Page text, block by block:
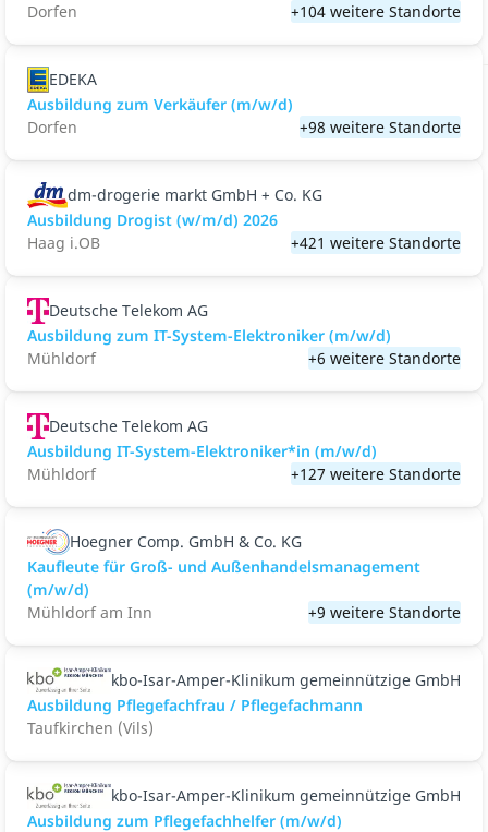
Dorfen
+104 weitere Standorte
EDEKA
Ausbildung zum Verkäufer (m/w/d)
Dorfen
+98 weitere Standorte
dm-drogerie markt GmbH + Co. KG
Ausbildung Drogist (w/m/d) 2026
Haag i.OB
+421 weitere Standorte
Deutsche Telekom AG
Ausbildung zum IT-System-Elektroniker (m/w/d)
Mühldorf
+6 weitere Standorte
Deutsche Telekom AG
Ausbildung IT-System-Elektroniker*in (m/w/d)
Mühldorf
+127 weitere Standorte
Hoegner Comp. GmbH & Co. KG
Kaufleute für Groß- und Außenhandelsmanagement
(m/w/d)
Mühldorf am Inn
+9 weitere Standorte
kbo-Isar-Amper-Klinikum gemeinnützige GmbH
Ausbildung Pflegefachfrau / Pflegefachmann
Taufkirchen (Vils)
kbo-Isar-Amper-Klinikum gemeinnützige GmbH
Ausbildung zum Pflegefachhelfer (m/w/d)